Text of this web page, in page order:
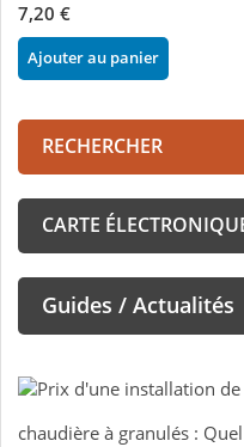
7,20 €
Ajouter au panier
RECHERCHER
CARTE
Guides / Actualités
chaudière à granulés :